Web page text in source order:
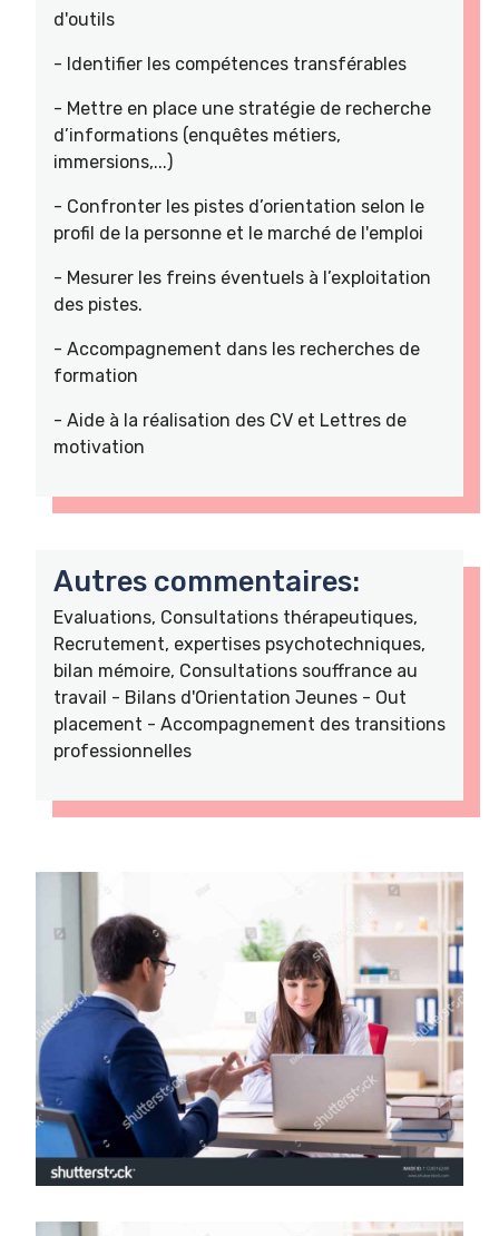
d'outils
- Identifier les compétences transférables
- Mettre en place une stratégie de recherche
d’informations (enquêtes métiers,
immersions,...)
- Confronter les pistes d’orientation selon le
profil de la personne et le marché de l'emploi
- Mesurer les freins éventuels à l’exploitation
des pistes.
- Accompagnement dans les recherches de
formation
- Aide à la réalisation des CV et Lettres de
motivation
Autres commentaires:
Evaluations, Consultations thérapeutiques,
Recrutement, expertises psychotechniques,
bilan mémoire, Consultations souffrance au
travail - Bilans d'Orientation Jeunes - Out
placement - Accompagnement des transitions
professionnelles